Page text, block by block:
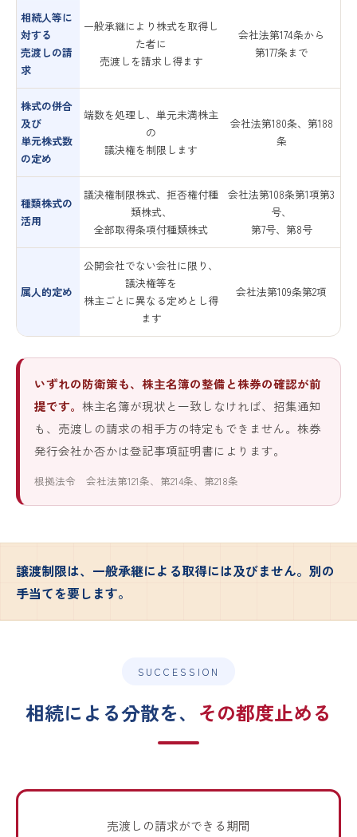
相続人等に
対する
売渡しの請
求
一般承継により株式を取得し
た者に
売渡しを請求し得ます
会社法第174条から
第177条まで
株式の併合
及び
単元株式数
の定め
端数を処理し、単元未満株主
の
議決権を制限します
会社法第180条、第188
条
種類株式の
活用
議決権制限株式、拒否権付種
類株式、
全部取得条項付種類株式
会社法第108条第1項第3
号、
第7号、第8号
属人的定め
公開会社でない会社に限り、
議決権等を
株主ごとに異なる定めとし得
ます
会社法第109条第2項
いずれの防衛策も、株主名簿の整備と株券の確認が前
提です。 株主名簿が現状と一致しなければ、招集通知
も、売渡しの請求の相手方の特定もできません。株券
発行会社か否かは登記事項証明書によります。
根拠法令 会社法第121条、第214条、第218条
譲渡制限は、一般承継による取得には及びません。別の
手当てを要します。
SUCCESSION
相続による分散を、 その都度止める
売渡しの請求ができる期間